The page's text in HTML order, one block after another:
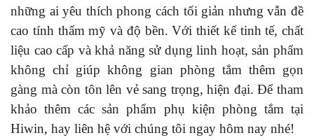
những ai yêu thích phong cách tối giản nhưng vẫn đề
cao tính thẩm mỹ và độ bền. Với thiết kế tinh tế, chất
liệu cao cấp và khả năng sử dụng linh hoạt, sản phẩm
không chỉ giúp không gian phòng tắm thêm gọn
gàng mà còn tôn lên vẻ sang trọng, hiện đại. Để tham
khảo thêm các sản phẩm phụ kiện phòng tắm tại
Hiwin, hay liên hệ với chúng tôi ngay hôm nay nhé!